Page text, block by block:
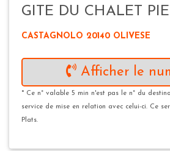
GITE DU CHALET
CASTAGNOLO 20140 OLIVESE
Afficher le
* Ce n° valable 5 min n'est pas le n° du
service de mise en relation avec celui-ci. Ce
Plats.